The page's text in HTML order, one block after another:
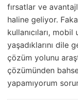
fırsatlar ve
haline geliyor.
kullanıcıları,
yaşadıklarını dile
çözüm yolunu
çözümünden
yapamıyorum